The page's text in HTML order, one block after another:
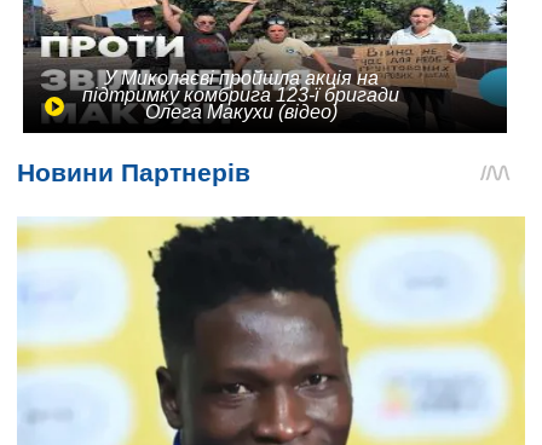
У Миколаєві пройшла акція на
підтримку комбрига 123-ї бригади
Олега Макухи (відео)